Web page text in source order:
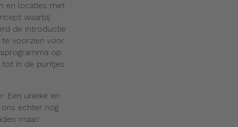
en locaties met
waarbij
de introductie
voorzien voor
op
tot in de puntjes
Een unieke en
echter nog
maar!